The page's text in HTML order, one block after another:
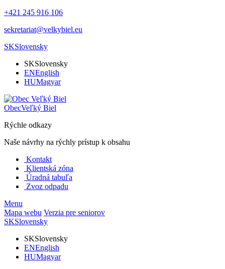
+421 245 916 106
sekretariat@velkybiel.eu
SKSlovensky
SKSlovensky
ENEnglish
HUMagyar
ObecVeľký Biel
Rýchle odkazy
Naše návrhy na rýchly prístup k obsahu
Kontakt
Klientská zóna
Úradná tabuľa
Zvoz odpadu
Menu
Mapa webu Verzia pre seniorov
SKSlovensky
SKSlovensky
ENEnglish
HUMagyar